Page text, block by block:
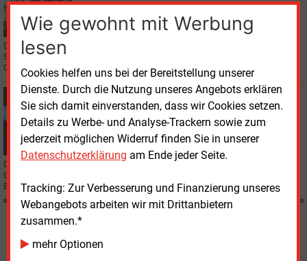
Wie gewohnt mit Werbung
lesen
Cookies helfen uns bei der Bereitstellung unserer
Dienste. Durch die Nutzung unseres Angebots erklären
Sie sich damit einverstanden, dass wir Cookies setzen.
Details zu Werbe- und Analyse-Trackern sowie zum
jederzeit möglichen Widerruf finden Sie in unserer
Datenschutzerklärung am Ende jeder Seite.
Tracking: Zur Verbesserung und Finanzierung unseres
Webangebots arbeiten wir mit Drittanbietern
zusammen.*
mehr Optionen
Polen bereitet Bau der Gasleitung Baltic Pipe vor
Der polnische Gasnetzbetreiber Gaz System hat die italienische Firma
Saipem beauftragt, eine neue Importpipeline für norwegisches Erdgas in der
Ostsee zu verlegen.
Freitag, 24.04.2020, 15:37
E&M GAS
Mit Gas zum klimaneutralen Energiesystem
Das Konsortium „Gas for Climate“, eine Gruppe europäischer
Gasunternehmen, hat eine weitere Studie zur Schaffung einer erneuerbaren
Energieversorgung mit dekarbonisiertem Gas vorgelegt.
Möchten Sie diese und